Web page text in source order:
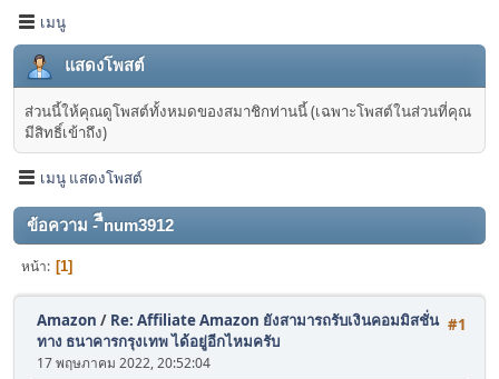
เมนู
แสดงโพสต์
ส่วนนี้ให้คุณดูโพสต์ทั้งหมดของสมาชิกท่านนี้ (เฉพาะโพสต์ในส่วนที่คุณ
มีสิทธิ์เข้าถึง)
เมนู แสดงโพสต์
ข้อความ - ืีnum3912
หน้า 1
#1
Amazon / Re: Affiliate Amazon ยังสามารถรับเงินคอมมิสชั่น
ทาง ธนาคารกรุงเทพ ได้อยู่อีกไหมครับ
17 พฤษภาคม 2022, 20:52:04